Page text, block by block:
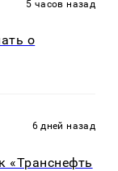
5 часов назад
о
6 дней назад
«Транснефть